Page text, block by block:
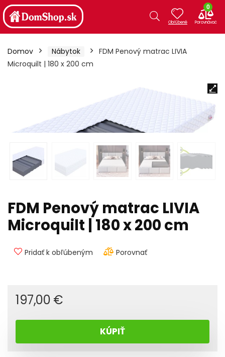
0
Domov Nábytok
FDM Penový matrac LIVIA
Microquilt | 180 x 200 cm
FDM Penový matrac LIVIA
Microquilt | 180 x 200 cm
Pridať k obľúbeným Porovnať
197,00 €
KÚPIŤ